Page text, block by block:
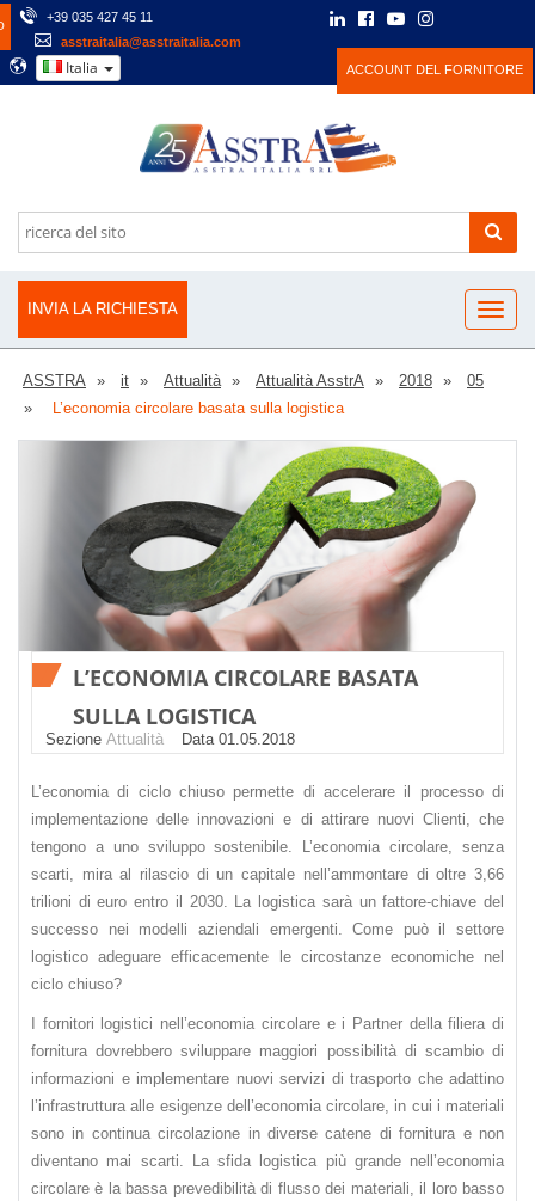
+39 035 427 45 11
asstraitalia@asstraitalia.com
Italia ACCOUNT DEL FORNITORE
INVIA LA RICHIESTA
ASSTRA it Attualità Attualità AsstrA 2018
05
L’economia circolare basata sulla logistica
L’ECONOMIA CIRCOLARE BASATA
SULLA LOGISTICA
Sezione Attualità Datа 01.05.2018
L’economia di ciclo chiuso permette di accelerare il processo di
implementazione delle innovazioni e di attirare nuovi Сlienti, che
tengono a uno sviluppo sostenibile. L’economia circolare, senza
scarti, mira al rilascio di un capitale nell’ammontare di oltre 3,66
trilioni di euro entro il 2030. La logistica sarà un fattore-chiave del
successo nei modelli aziendali emergenti. Come può il settore
logistico adeguare efficacemente le circostanze economiche nel
ciclo chiuso?
I fornitori logistici nell’economia circolare e i Partner della filiera di
fornitura dovrebbero sviluppare maggiori possibilità di scambio di
informazioni e implementare nuovi servizi di trasporto che adattino
l’infrastruttura alle esigenze dell’economia circolare, in cui i materiali
sono in continua circolazione in diverse catene di fornitura e non
diventano mai scarti. La sfida logistica più grande nell’economia
circolare è la bassa prevedibilità di flusso dei materiali, il loro basso